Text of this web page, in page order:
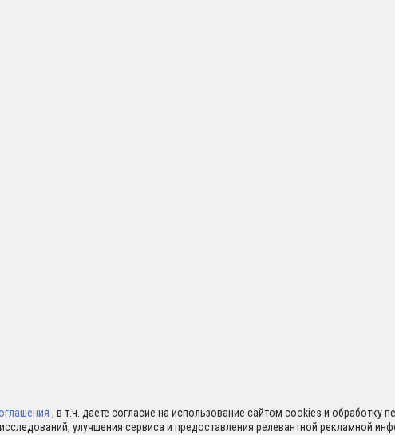
, в т.ч. даете согласие на использование сайтом cookies и обработку
улучшения сервиса и предоставления релевантной рекламной